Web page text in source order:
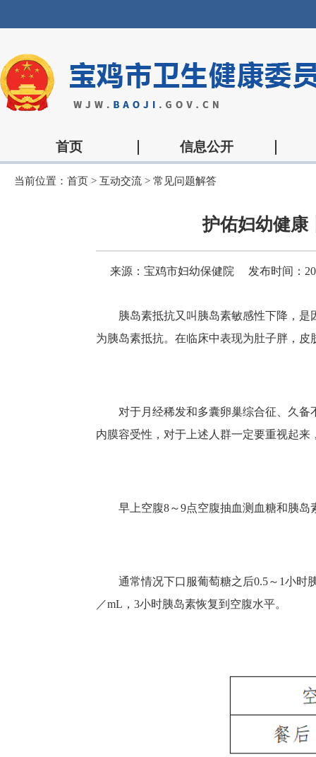
首页 信息公开
当前位置： 首页 > 互动交流 > 常见问题解答
护佑妇幼健康
来源：宝鸡市妇幼保健院 发布时间：
胰岛素抵抗又叫胰岛素敏感性下降，
为胰岛素抵抗。在临床中表现为肚子胖，
对于月经稀发和多囊卵巢综合征、久备
内膜容受性，对于上述人群一定要重视起
早上空腹8～9点空腹抽血测血糖和胰
通常情况下口服葡萄糖之后0.5～1小时
／mL，3小时胰岛素恢复到空腹水平。